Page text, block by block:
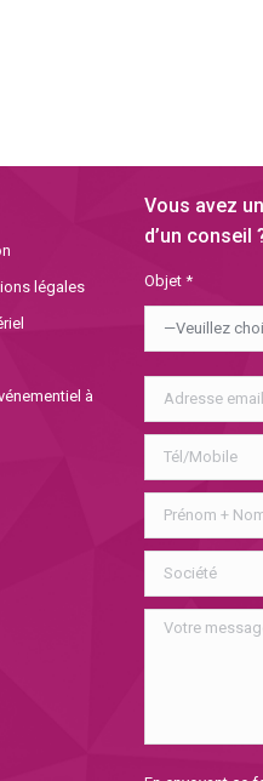
légales
à
Vous avez
d’un conseil
Objet *